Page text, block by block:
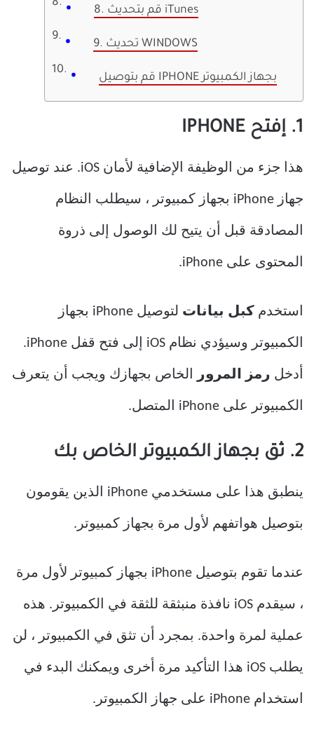
8. قم بتحديث iTunes
9. تحديث WINDOWS
قم بتوصيل IPHONE بجهاز الكمبيوتر
1. إفتح IPHONE
هذا جزء من الوظيفة الإضافية لأمان iOS. عند توصيل
جهاز iPhone بجهاز كمبيوتر ، سيطلب النظام
المصادقة قبل أن يتيح لك الوصول إلى ذروة
المحتوى على iPhone.
استخدم كبل بيانات لتوصيل iPhone بجهاز
الكمبيوتر وسيؤدي نظام iOS إلى فتح قفل iPhone.
أدخل رمز المرور الخاص بجهازك ويجب أن يتعرف
الكمبيوتر على iPhone المتصل.
2. ثق بجهاز الكمبيوتر الخاص بك
ينطبق هذا على مستخدمي iPhone الذين يقومون
بتوصيل هواتفهم لأول مرة بجهاز كمبيوتر.
عندما تقوم بتوصيل iPhone بجهاز كمبيوتر لأول مرة
، سيقدم iOS نافذة منبثقة للثقة في الكمبيوتر. هذه
عملية لمرة واحدة. بمجرد أن تثق في الكمبيوتر ، لن
يطلب iOS هذا التأكيد مرة أخرى ويمكنك البدء في
استخدام iPhone على جهاز الكمبيوتر.